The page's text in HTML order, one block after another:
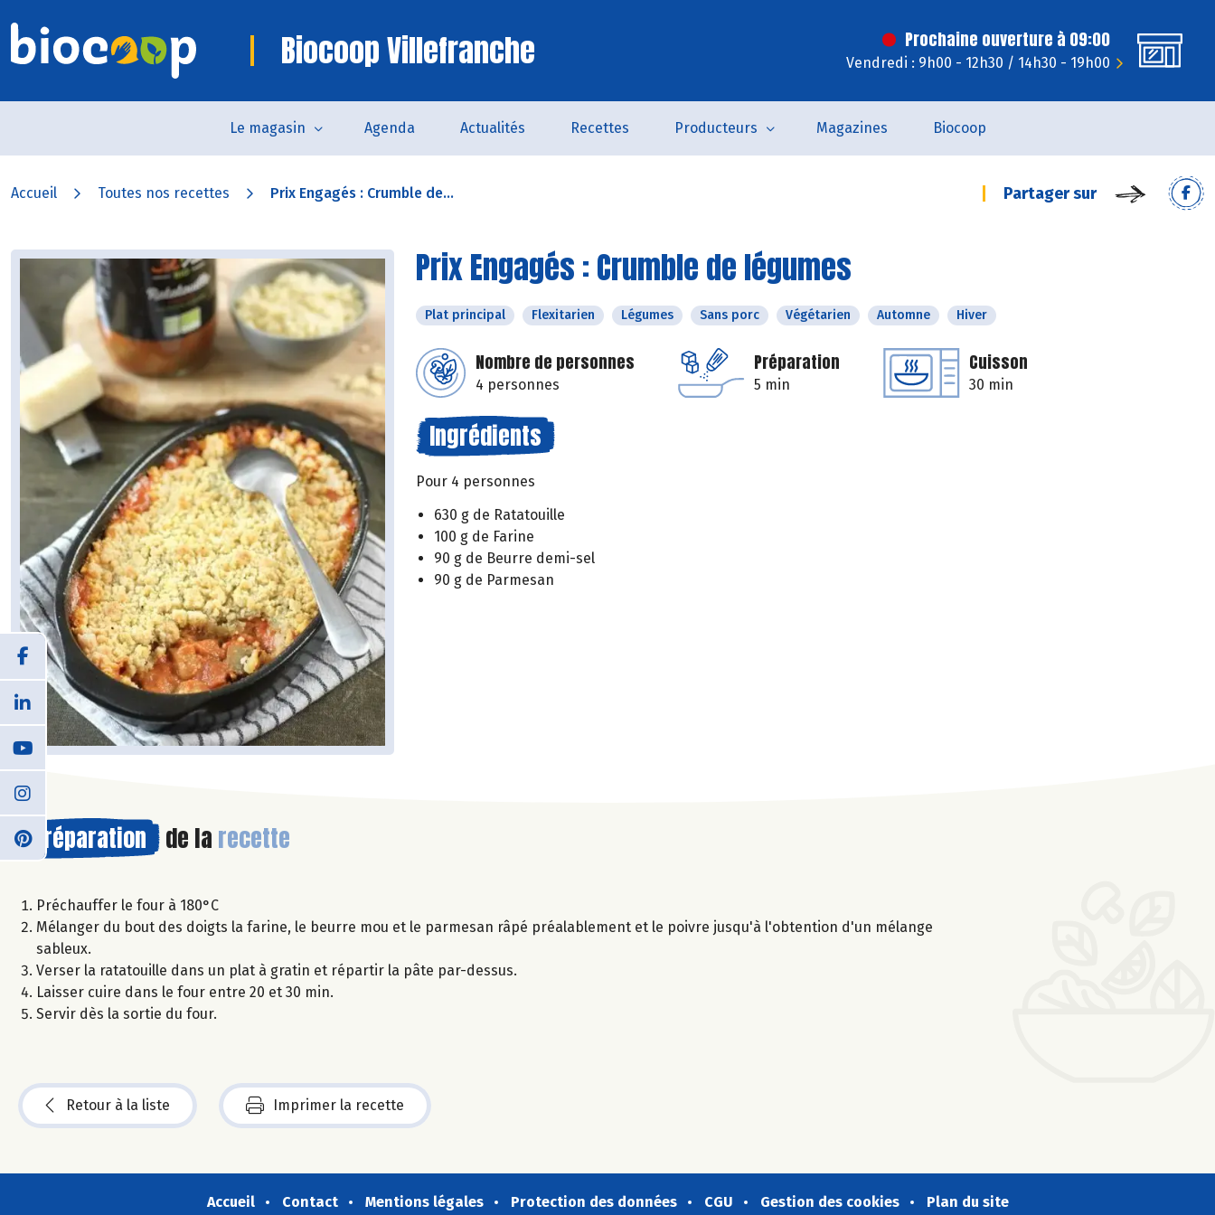
Biocoop Villefranche Prochaine ouverture à 09:00
Vendredi : 9h00 - 12h30 / 14h30 - 19h00
Le magasin Agenda Actualités Recettes Producteurs Magazines Biocoop
Accueil Toutes nos recettes Prix Engagés : Crumble de... Partager sur
Prix Engagés : Crumble de légumes
Plat principal Flexitarien Légumes Sans porc Végétarien Automne Hiver
Nombre de personnes
4 personnes
Préparation
5 min
Cuisson
30 min
Ingrédients
Pour 4 personnes
630 g de Ratatouille
100 g de Farine
90 g de Beurre demi-sel
90 g de Parmesan
Préparation de la recette
Préchauffer le four à 180°C
Mélanger du bout des doigts la farine, le beurre mou et le parmesan râpé préalablement et le poivre jusqu'à l'obtention d'un mélange
sableux.
Verser la ratatouille dans un plat à gratin et répartir la pâte par-dessus.
Laisser cuire dans le four entre 20 et 30 min.
Servir dès la sortie du four.
Retour à la liste Imprimer la recette
Accueil Contact Mentions légales Protection des données CGU Gestion des cookies Plan du site